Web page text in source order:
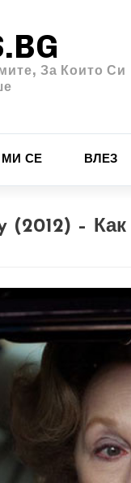
За Които Си
МИ СЕ ВЛЕЗ
(2012) –